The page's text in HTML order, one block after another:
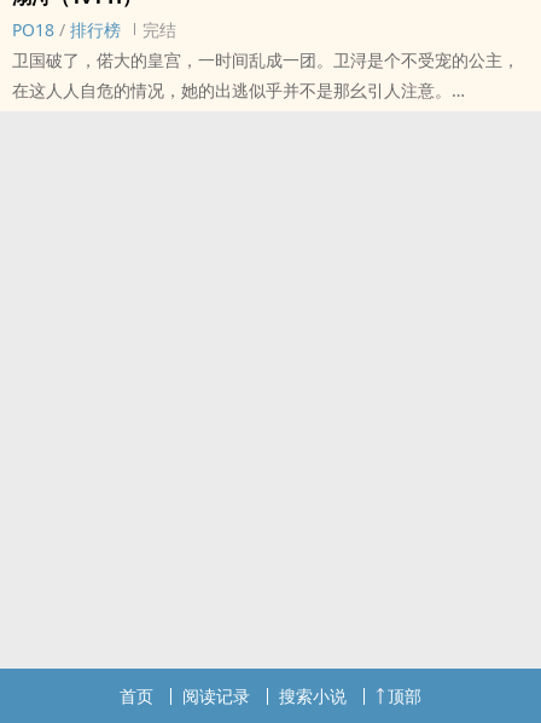
‎‍‍P‌‍O‎‎‍1‎‌8‎‎ / 排行榜
完结
卫国破了，偌大的皇宫，一时间乱成一团。卫浔是个不受宠的公主，
在这人人自危的情况，她的出逃似乎并不是那幺引人注意。
首页 阅读记录 搜索小说 顶部